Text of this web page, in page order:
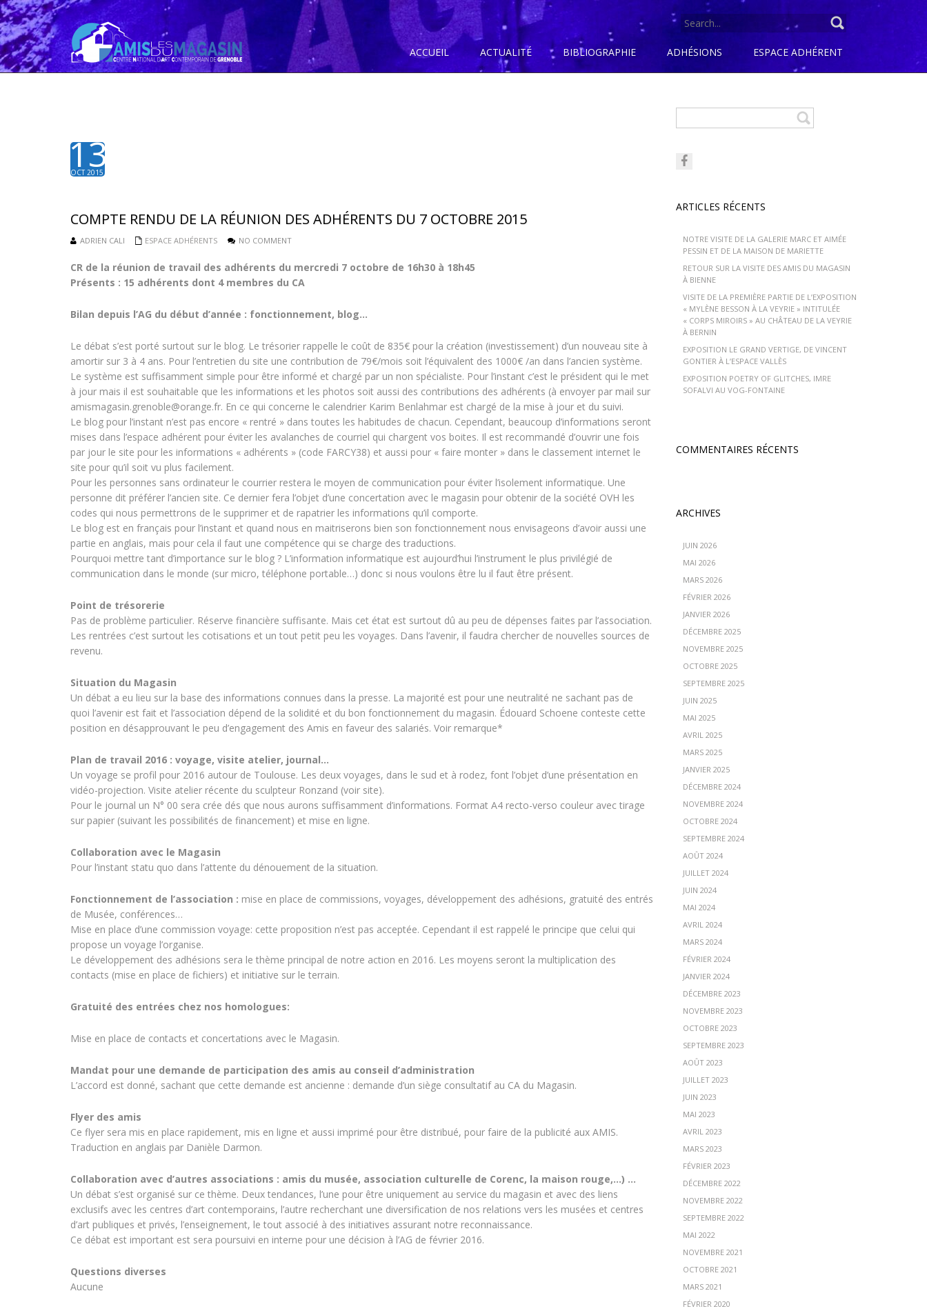
SEARCH
ACCUEIL
ACTUALITÉ BIBLIOGRAPHIE ADHÉSIONS ESPACE ADHÉRENT
13
OCT 2015
COMPTE RENDU DE LA RÉUNION DES ADHÉRENTS DU 7 OCTOBRE 2015
ADRIEN CALI ESPACE ADHÉRENTS NO COMMENT
CR de la réunion de travail des adhérents du mercredi 7 octobre de 16h30 à 18h45
Présents : 15 adhérents dont 4 membres du CA
Bilan depuis l’AG du début d’année : fonctionnement, blog…
Le débat s’est porté surtout sur le blog. Le trésorier rappelle le coût de 835€ pour la création (investissement) d’un nouveau site à
amortir sur 3 à 4 ans. Pour l’entretien du site une contribution de 79€/mois soit l’équivalent des 1000€ /an dans l’ancien système.
Le système est suffisamment simple pour être informé et chargé par un non spécialiste. Pour l’instant c’est le président qui le met
à jour mais il est souhaitable que les informations et les photos soit aussi des contributions des adhérents (à envoyer par mail sur
amismagasin.grenoble@orange.fr. En ce qui concerne le calendrier Karim Benlahmar est chargé de la mise à jour et du suivi.
Le blog pour l’instant n’est pas encore « rentré » dans toutes les habitudes de chacun. Cependant, beaucoup d’informations seront
mises dans l’espace adhérent pour éviter les avalanches de courriel qui chargent vos boites. Il est recommandé d’ouvrir une fois
par jour le site pour les informations « adhérents » (code FARCY38) et aussi pour « faire monter » dans le classement internet le
site pour qu’il soit vu plus facilement.
Pour les personnes sans ordinateur le courrier restera le moyen de communication pour éviter l’isolement informatique. Une
personne dit préférer l’ancien site. Ce dernier fera l’objet d’une concertation avec le magasin pour obtenir de la société OVH les
codes qui nous permettrons de le supprimer et de rapatrier les informations qu’il comporte.
Le blog est en français pour l’instant et quand nous en maitriserons bien son fonctionnement nous envisageons d’avoir aussi une
partie en anglais, mais pour cela il faut une compétence qui se charge des traductions.
Pourquoi mettre tant d’importance sur le blog ? L’information informatique est aujourd’hui l’instrument le plus privilégié de
communication dans le monde (sur micro, téléphone portable…) donc si nous voulons être lu il faut être présent.
Point de trésorerie
Pas de problème particulier. Réserve financière suffisante. Mais cet état est surtout dû au peu de dépenses faites par l’association.
Les rentrées c’est surtout les cotisations et un tout petit peu les voyages. Dans l’avenir, il faudra chercher de nouvelles sources de
revenu.
Situation du Magasin
Un débat a eu lieu sur la base des informations connues dans la presse. La majorité est pour une neutralité ne sachant pas de
quoi l’avenir est fait et l’association dépend de la solidité et du bon fonctionnement du magasin. Édouard Schoene conteste cette
position en désapprouvant le peu d’engagement des Amis en faveur des salariés. Voir remarque*
Plan de travail 2016 : voyage, visite atelier, journal…
Un voyage se profil pour 2016 autour de Toulouse. Les deux voyages, dans le sud et à rodez, font l’objet d’une présentation en
vidéo-projection. Visite atelier récente du sculpteur Ronzand (voir site).
Pour le journal un N° 00 sera crée dés que nous aurons suffisamment d’informations. Format A4 recto-verso couleur avec tirage
sur papier (suivant les possibilités de financement) et mise en ligne.
Collaboration avec le Magasin
Pour l’instant statu quo dans l’attente du dénouement de la situation.
Fonctionnement de l’association : mise en place de commissions, voyages, développement des adhésions, gratuité des entrés
de Musée, conférences…
Mise en place d’une commission voyage: cette proposition n’est pas acceptée. Cependant il est rappelé le principe que celui qui
propose un voyage l’organise.
Le développement des adhésions sera le thème principal de notre action en 2016. Les moyens seront la multiplication des
contacts (mise en place de fichiers) et initiative sur le terrain.
Gratuité des entrées chez nos homologues:
Mise en place de contacts et concertations avec le Magasin.
Mandat pour une demande de participation des amis au conseil d’administration
L’accord est donné, sachant que cette demande est ancienne : demande d’un siège consultatif au CA du Magasin.
Flyer des amis
Ce flyer sera mis en place rapidement, mis en ligne et aussi imprimé pour être distribué, pour faire de la publicité aux AMIS.
Traduction en anglais par Danièle Darmon.
Collaboration avec d’autres associations : amis du musée, association culturelle de Corenc, la maison rouge,…) …
Un débat s’est organisé sur ce thème. Deux tendances, l’une pour être uniquement au service du magasin et avec des liens
exclusifs avec les centres d’art contemporains, l’autre recherchant une diversification de nos relations vers les musées et centres
d’art publiques et privés, l’enseignement, le tout associé à des initiatives assurant notre reconnaissance.
Ce débat est important est sera poursuivi en interne pour une décision à l’AG de février 2016.
Questions diverses
Aucune
ARTICLES RÉCENTS
NOTRE VISITE DE LA GALERIE MARC ET AIMÉE
PESSIN ET DE LA MAISON DE MARIETTE
RETOUR SUR LA VISITE DES AMIS DU MAGASIN
À BIENNE
VISITE DE LA PREMIÈRE PARTIE DE L’EXPOSITION
« MYLÈNE BESSON À LA VEYRIE » INTITULÉE
« CORPS MIROIRS » AU CHÂTEAU DE LA VEYRIE
À BERNIN
EXPOSITION LE GRAND VERTIGE, DE VINCENT
GONTIER À L’ESPACE VALLÈS
EXPOSITION POETRY OF GLITCHES, IMRE
SOFALVI AU VOG-FONTAINE
COMMENTAIRES RÉCENTS
ARCHIVES
JUIN 2026
MAI 2026
MARS 2026
FÉVRIER 2026
JANVIER 2026
DÉCEMBRE 2025
NOVEMBRE 2025
OCTOBRE 2025
SEPTEMBRE 2025
JUIN 2025
MAI 2025
AVRIL 2025
MARS 2025
JANVIER 2025
DÉCEMBRE 2024
NOVEMBRE 2024
OCTOBRE 2024
SEPTEMBRE 2024
AOÛT 2024
JUILLET 2024
JUIN 2024
MAI 2024
AVRIL 2024
MARS 2024
FÉVRIER 2024
JANVIER 2024
DÉCEMBRE 2023
NOVEMBRE 2023
OCTOBRE 2023
SEPTEMBRE 2023
AOÛT 2023
JUILLET 2023
JUIN 2023
MAI 2023
AVRIL 2023
MARS 2023
FÉVRIER 2023
DÉCEMBRE 2022
NOVEMBRE 2022
SEPTEMBRE 2022
MAI 2022
NOVEMBRE 2021
OCTOBRE 2021
MARS 2021
FÉVRIER 2020